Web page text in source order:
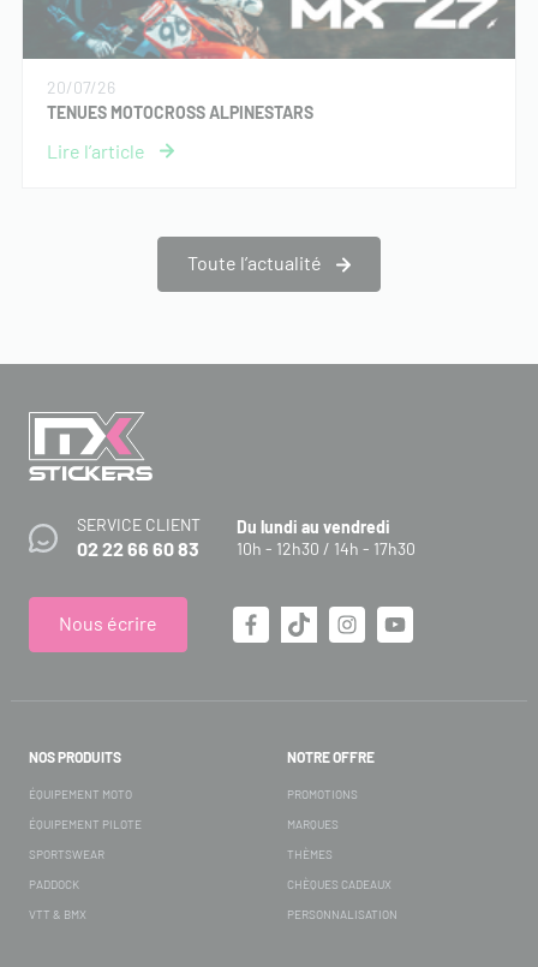
20/07/26
TENUES MOTOCROSS ALPINESTARS
Toute l’actualité
SERVICE CLIENT
02 22 66 60 83
Du lundi au vendredi
10h - 12h30 / 14h - 17h30
Nous écrire
NOS PRODUITS
ÉQUIPEMENT MOTO
ÉQUIPEMENT PILOTE
SPORTSWEAR
PADDOCK
VTT & BMX
NOTRE OFFRE
PROMOTIONS
MARQUES
THÈMES
CHÈQUES CADEAUX
PERSONNALISATION